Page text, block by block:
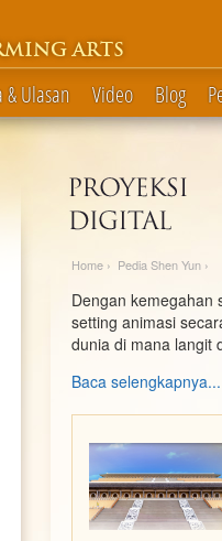
ARTS
& Ulasan Video Blog
Home › Pedia Shen Yun ›
Dengan kemegahan
setting animasi
dunia di mana langit
Baca selengkapnya...